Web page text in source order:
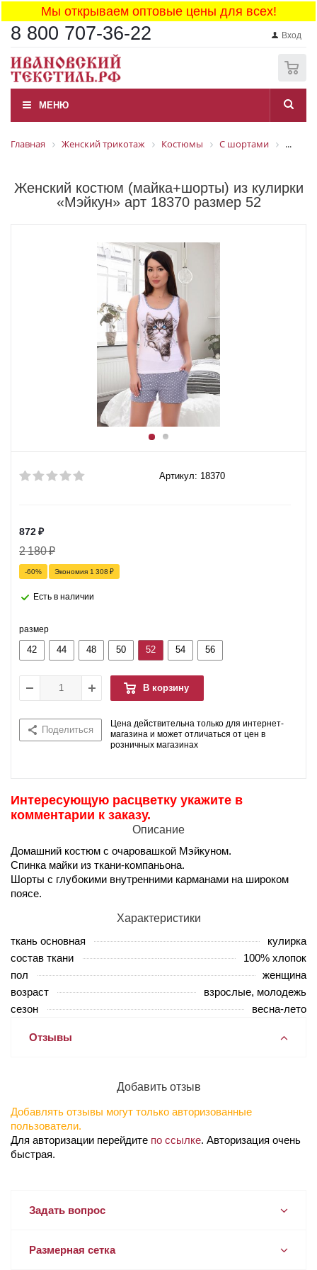
Мы открываем оптовые цены для всех!
8 800 707-36-22 Вход
МЕНЮ
Главная Женский трикотаж Костюмы С шортами ...
Женский костюм (майка+шорты) из кулирки
«Мэйкун» арт 18370 размер 52
Артикул: 18370
872₽
2 180₽
-60% Экономия 1 308 ₽
Есть в наличии
размер
42 44 48 50 52 54 56
В корзину
Поделиться
Цена действительна только для интернет-
магазина и может отличаться от цен в
розничных магазинах
Интересующую расцветку укажите в
комментарии к заказу.
Описание
Домашний костюм с очаровашкой Мэйкуном.
Спинка майки из ткани-компаньона.
Шорты с глубокими внутренними карманами на широком
поясе.
Характеристики
ткань основная
кулирка
состав ткани
100% хлопок
пол
женщина
возраст
взрослые, молодежь
сезон
весна-лето
Отзывы
Добавить отзыв
Добавлять отзывы могут только авторизованные
пользователи.
Для авторизации перейдите по ссылке. Авторизация очень
быстрая.
Задать вопрос
Размерная сетка